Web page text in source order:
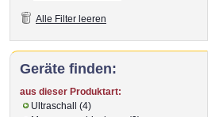
Alle Filter leeren
Geräte finden:
aus dieser Produktart:
Ultraschall (4)